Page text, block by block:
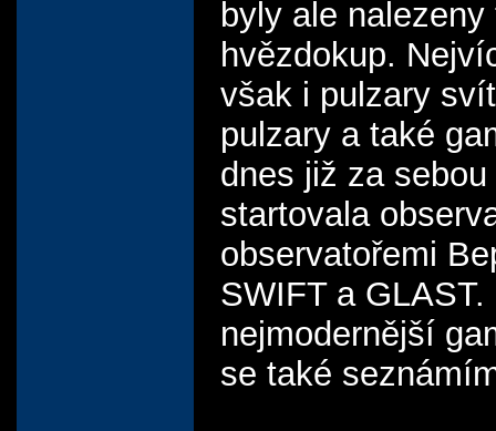
byly ale
hvězdokup.
však i pulzary
pulzary a také
dnes již za
startovala
observatořemi
SWIFT a
nejmodernější
se také